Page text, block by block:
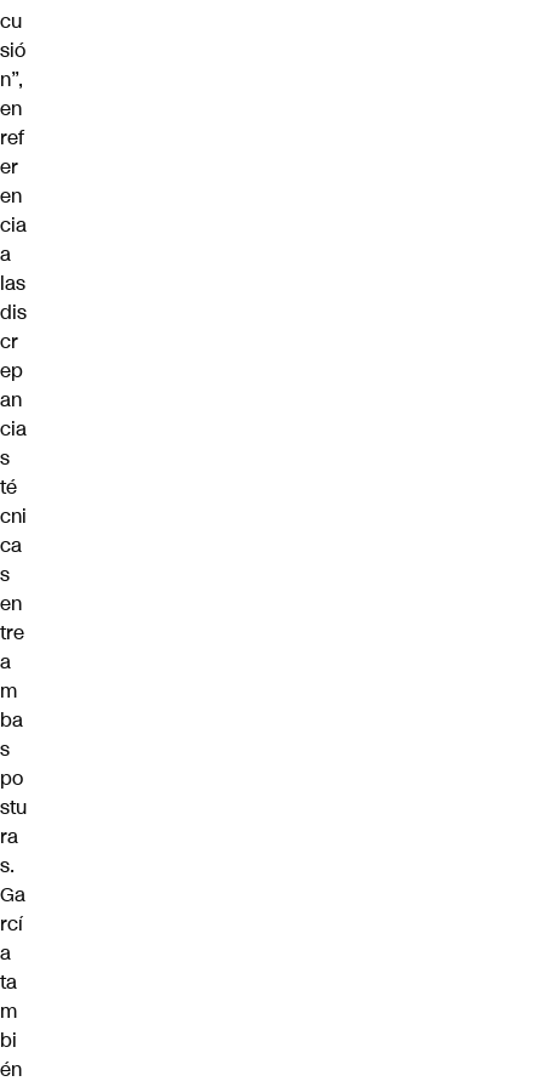
cu
sió
n”,
en
ref
er
en
cia
a
las
dis
cr
ep
an
cia
s
té
cni
ca
s
en
tre
a
m
ba
s
po
stu
ra
s.
Ga
rcí
a
ta
m
bi
én